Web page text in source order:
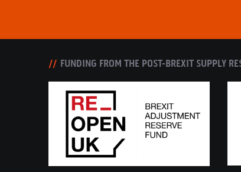
FUNDING FROM THE POST-BREXIT SUPPLY